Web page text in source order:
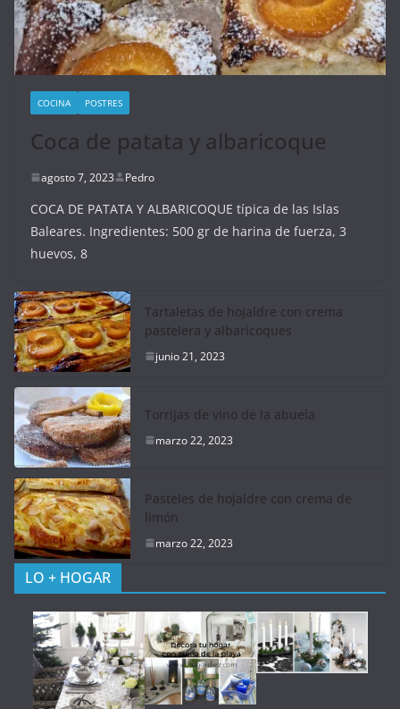
COCINA POSTRES
Coca de patata y albaricoque
agosto 7, 2023 Pedro
COCA DE PATATA Y ALBARICOQUE típica de las Islas
Baleares. Ingredientes: 500 gr de harina de fuerza, 3
huevos, 8
Tartaletas de hojaldre con crema
pastelera y albaricoques
junio 21, 2023
Torrijas de vino de la abuela
marzo 22, 2023
Pasteles de hojaldre con crema de
limón
marzo 22, 2023
LO + HOGAR